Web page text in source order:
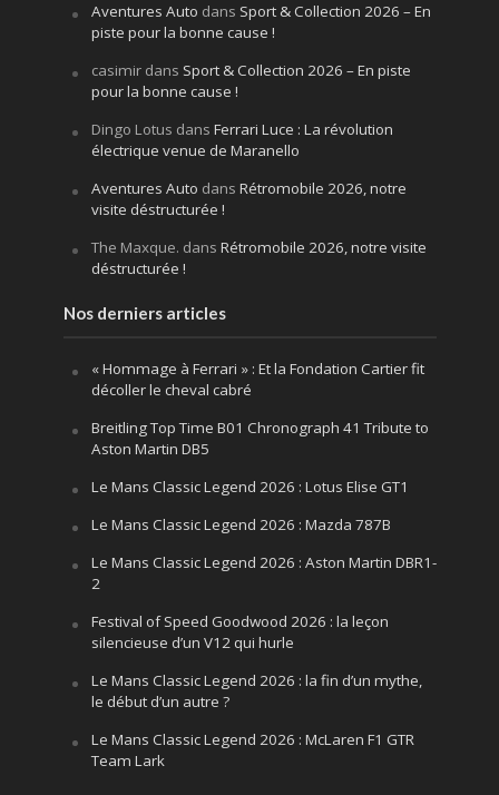
Aventures Auto dans Sport & Collection 2026 – En
piste pour la bonne cause !
casimirdans Sport & Collection 2026 – En piste
pour la bonne cause !
Dingo Lotus dans Ferrari Luce : La révolution
électrique venue de Maranello
Aventures Auto dans Rétromobile 2026, notre
visite déstructurée !
The Maxque. dans Rétromobile 2026, notre visite
déstructurée !
Nos derniers articles
« Hommage à Ferrari » : Et la Fondation Cartier fit
décoller le cheval cabré
Breitling Top Time B01 Chronograph 41 Tribute to
Aston Martin DB5
Le Mans Classic Legend 2026 : Lotus Elise GT1
Le Mans Classic Legend 2026 : Mazda 787B
Le Mans Classic Legend 2026 : Aston Martin DBR1-
2
Festival of Speed Goodwood 2026 : la leçon
silencieuse d’un V12 qui hurle
Le Mans Classic Legend 2026 : la fin d’un mythe,
le début d’un autre ?
Le Mans Classic Legend 2026 : McLaren F1 GTR
Team Lark